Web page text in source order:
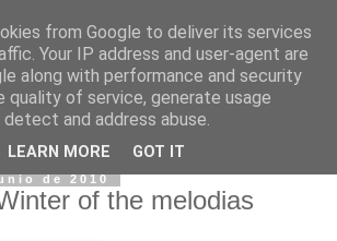
de 2010
of the melodias
from Google to deliver its services
Your IP address and user-agent are
along with performance and security
quality of service, generate usage
and address abuse.
LEARN MORE GOT IT